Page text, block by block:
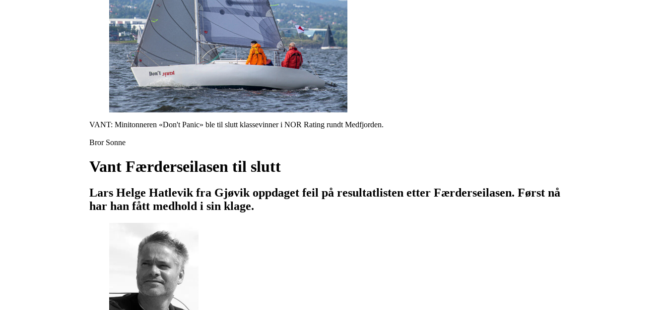
VANT: Minitonneren «Don't Panic» ble til slutt klassevinner i NOR Rating rundt Medfjorden.
Bror Sonne
Vant Færderseilasen til slutt
Lars Helge Hatlevik fra Gjøvik oppdaget feil på resultatlisten etter Færderseilasen. Først nå
har han fått medhold i sin klage.